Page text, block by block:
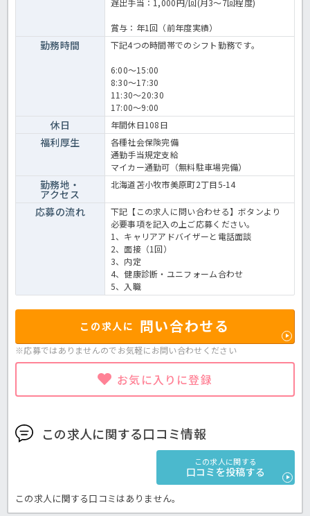
賞与：年1回（前年度実績）
勤務時間 下記4つの時間帯でのシフト勤務です。
6:00～15:00
8:30～17:30
11:30～20:30
17:00～9:00
休日 年間休日108日
福利厚生
各種社会保険完備
通勤手当規定支給
マイカー通勤可（無料駐車場完備）
勤務地・
アクセス
北海道苫小牧市美原町2丁目5-14
応募の流れ
下記【この求人に問い合わせる】ボタンより
必要事項を記入の上ご応募ください。
1、キャリアアドバイザーと電話面談
2、面接（1回）
3、内定
4、健康診断・ユニフォーム合わせ
5、入職
この求人に 問い合わせる
※応募ではありませんのでお気軽にお問い合わせください
お気に入りに登録
この求人に関する口コミ情報
この求人に関する
口コミを投稿する
この求人に関する口コミはありません。